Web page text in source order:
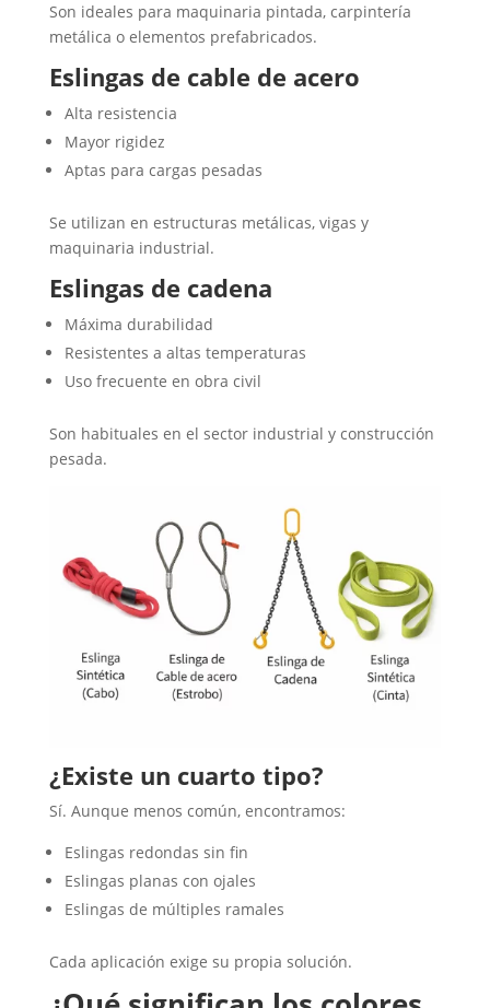
Son ideales para maquinaria pintada, carpintería
metálica o elementos prefabricados.
Eslingas de cable de acero
Alta resistencia
Mayor rigidez
Aptas para cargas pesadas
Se utilizan en estructuras metálicas, vigas y
maquinaria industrial.
Eslingas de cadena
Máxima durabilidad
Resistentes a altas temperaturas
Uso frecuente en obra civil
Son habituales en el sector industrial y construcción
pesada.
¿Existe un cuarto tipo?
Sí. Aunque menos común, encontramos:
Eslingas redondas sin fin
Eslingas planas con ojales
Eslingas de múltiples ramales
Cada aplicación exige su propia solución.